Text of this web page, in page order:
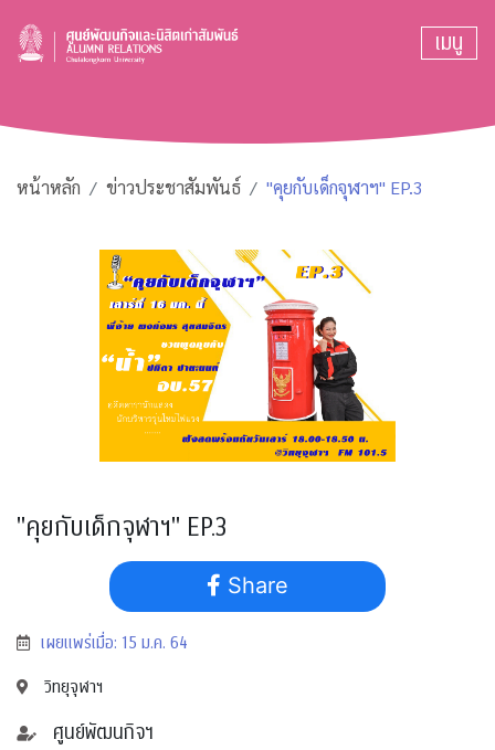
เมนู
หน้าหลัก ข่าวประชาสัมพันธ์ "คุยกับเด็กจุฬาฯ" EP.3
"คุยกับเด็กจุฬาฯ" EP.3
Share
เผยแพร่เมื่อ: 15 ม.ค. 64
วิทยุจุฬาฯ
ศูนย์พัฒนกิจฯ